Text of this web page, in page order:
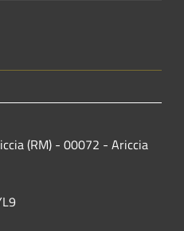
(RM) - 00072 - Ariccia